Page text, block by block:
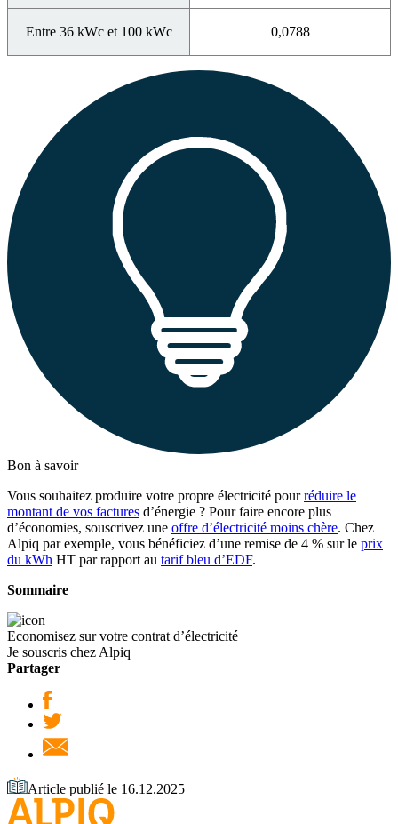
Entre 36 kWc et 100 kWc 0,0788
Bon à savoir
Vous souhaitez produire votre propre électricité pourréduire le
montant de vos factures d’énergie ? Pour faire encore plus
d’économies, souscrivez une offre d’électricité moins chère. Chez
Alpiq par exemple, vous bénéficiez d’une remise de 4 % sur le prix
du kWh HT par rapport au tarif bleu d’EDF.
Sommaire
Economisez sur votre contrat d’électricité
Je souscris chez Alpiq
Partager
Article publié le 16.12.2025